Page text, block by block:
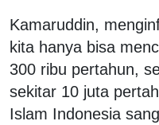
Kamaruddin,
kita hanya bisa
300 ribu pertahun,
sekitar 10 juta
Islam Indonesia